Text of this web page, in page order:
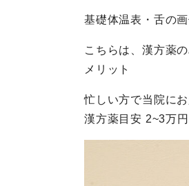
基礎体温表・舌の
こちらは、漢方薬
メリット
忙しい方で当院に
漢方薬目安 2~3万